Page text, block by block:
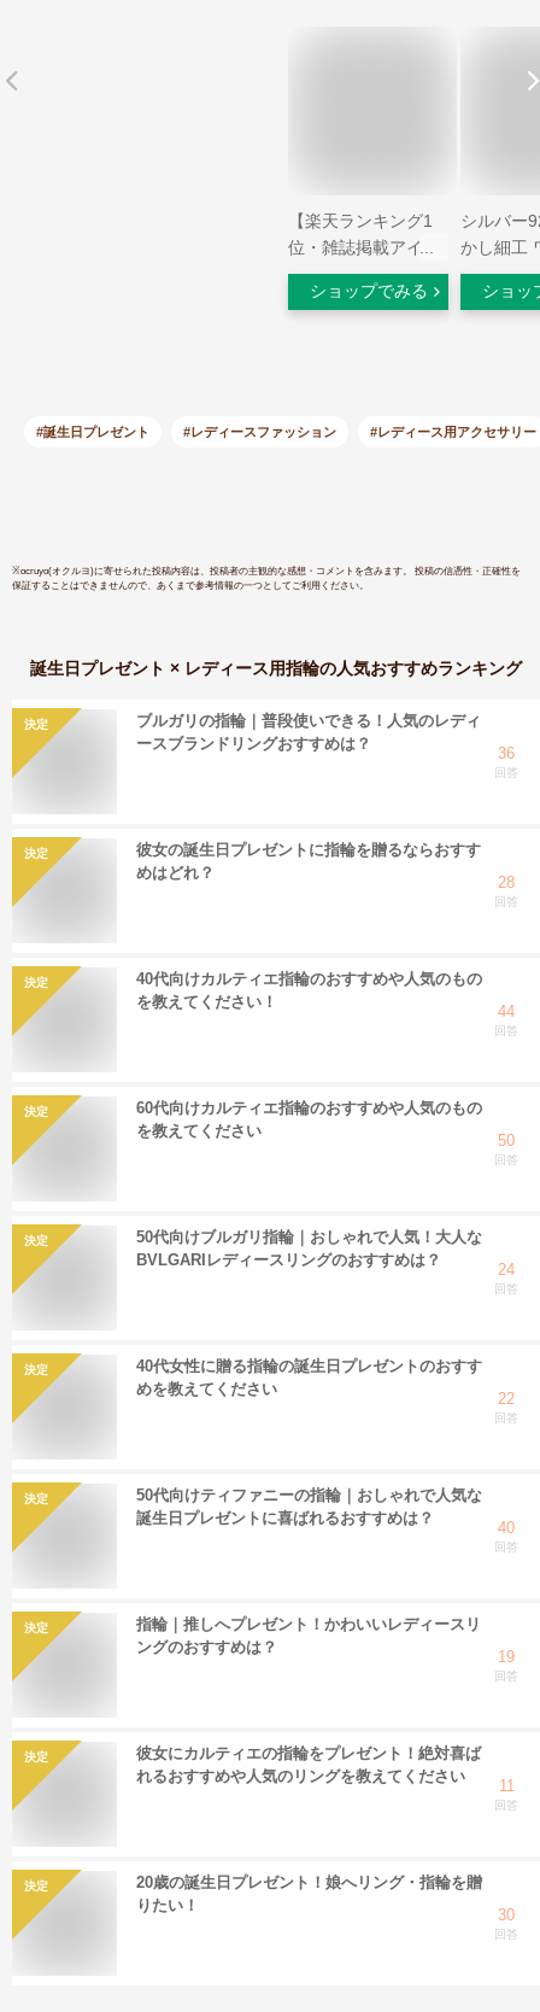
【楽天ランキング1
位・雑誌掲載アイテ
ム】 シルバー ゴー
ルド リング ワイド
925 デザインリング
ト重ね付け 人差し指
親指 指輪
ショップでみる
シルバー
かし細工
グ レディ
ズ 指輪
ニッケル
ショッ
#誕生日プレゼント #レディースファッション #レディース用アクセサリー
※ocruyo(オクルヨ)に寄せられた投稿内容は、投稿者の主観的な感想・コメントを含みます。 投稿の信憑性・正確性を
保証することはできませんので、あくまで参考情報の一つとしてご利用ください。
誕生日プレゼント × レディース用指輪の人気おすすめランキング
決定
ブルガリの指輪｜普段使いできる！人気のレディ
ースブランドリングおすすめは？
36
回答
決定
彼女の誕生日プレゼントに指輪を贈るならおすす
めはどれ？
28
回答
決定
40代向けカルティエ指輪のおすすめや人気のもの
を教えてください！
44
回答
決定
60代向けカルティエ指輪のおすすめや人気のもの
を教えてください
50
回答
決定
50代向けブルガリ指輪｜おしゃれで人気！大人な
BVLGARIレディースリングのおすすめは？
24
回答
決定
40代女性に贈る指輪の誕生日プレゼントのおすす
めを教えてください
22
回答
決定
50代向けティファニーの指輪｜おしゃれで人気な
誕生日プレゼントに喜ばれるおすすめは？
40
回答
決定
指輪｜推しへプレゼント！かわいいレディースリ
ングのおすすめは？
19
回答
決定
彼女にカルティエの指輪をプレゼント！絶対喜ば
れるおすすめや人気のリングを教えてください
11
回答
決定
20歳の誕生日プレゼント！娘へリング・指輪を贈
りたい！
30
回答